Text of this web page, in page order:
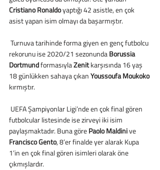
Cristiano Ronaldo yaptığı 42 asistle, en çok
asist yapan isim olmayı da başarmıştır.
rekorunu ise 2020/21 sezonunda Borussia
Dortmund formasıyla Zenit karşısında 16 yaş
18 günlükken sahaya çıkan Youssoufa Moukoko
kırmıştır.
futbolcular listesinde ise zirveyi iki isim
paylaşmaktadır. Buna göre Paolo Maldini ve
Francisco Gento, 8’er finalde yer alarak Kupa
1’in en çok final gören isimleri olarak öne
çıkmışlardır.